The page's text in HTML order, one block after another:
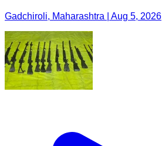
Gadchiroli, Maharashtra | Aug 5, 2026